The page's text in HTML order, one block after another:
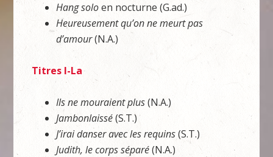
Hang soloen nocturne (G.ad.)
Heureusement qu’on ne meurt pas
d’amour(N.A.)
Titres I-La
Ils ne mouraient plus(N.A.)
Jambonlaissé(S.T.)
J’irai danser avec les requins(S.T.)
Judith, le corps séparé(N.A.)